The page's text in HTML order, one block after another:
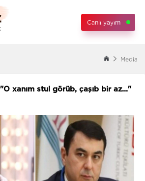
Canlı yayım
Media
"O xanım stul görüb, çaşıb bir az..."